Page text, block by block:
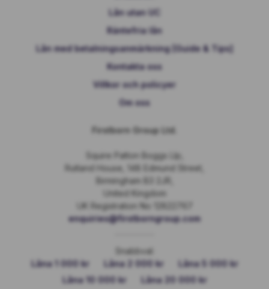
Lån utan UC
Räntefria lån
Lån med betalningsanmärkning [Guide & Tips]
Kontakta oss
Villkor och policyer
Om oss
Firstborn Group Ltd.
Squire Patton Boggs Llp,
Rutland House, 148 Edmund Street,
Birmingham B3 2JR,
United Kingdom
UK Registration No 12822767
enquiries@firstborngroup.com
Snabbval:
Låna 1 000 kr
Låna 2 000 kr
Låna 5 000 kr
Låna 10 000 kr
Låna 20 000 kr